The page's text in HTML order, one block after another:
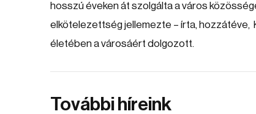
hosszú éveken át szolgálta a város
elkötelezettség jellemezte – írta, hozzátéve,
életében a városáért dolgozott.
További híreink